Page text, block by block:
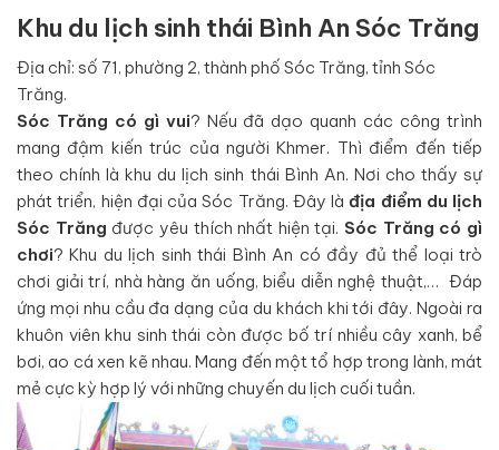
Khu du lịch sinh thái Bình An Sóc Trăng
Địa chỉ: số 71, phường 2, thành phố Sóc Trăng, tỉnh Sóc
Trăng.
Sóc Trăng có gì vui? Nếu đã dạo quanh các công trình
mang đậm kiến trúc của người Khmer. Thì điểm đến tiếp
theo chính là khu du lịch sinh thái Bình An. Nơi cho thấy sự
phát triển, hiện đại của Sóc Trăng. Đây làđịa điểm du lịch
Sóc Trăng được yêu thích nhất hiện tại. Sóc Trăng có gì
chơi? Khu du lịch sinh thái Bình An có đầy đủ thể loại trò
chơi giải trí, nhà hàng ăn uống, biểu diễn nghệ thuật,… Đáp
ứng mọi nhu cầu đa dạng của du khách khi tới đây. Ngoài ra
khuôn viên khu sinh thái còn được bố trí nhiều cây xanh, bể
bơi, ao cá xen kẽ nhau. Mang đến một tổ hợp trong lành, mát
mẻ cực kỳ hợp lý với những chuyến du lịch cuối tuần.